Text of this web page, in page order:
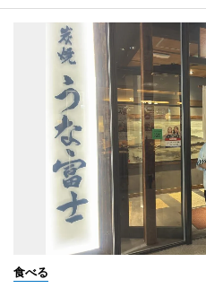
食べる